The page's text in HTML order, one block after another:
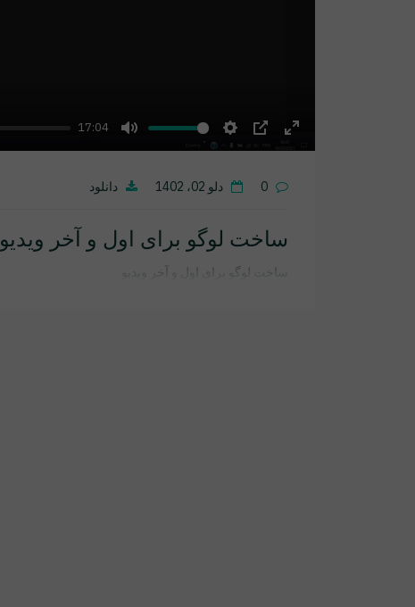
17:04
Settings
0 دلو 02، 1402 دانلود
ساخت لوگو برای اول و آخر ویدیو
ساخت لوگو برای اول و آخر ویدیو